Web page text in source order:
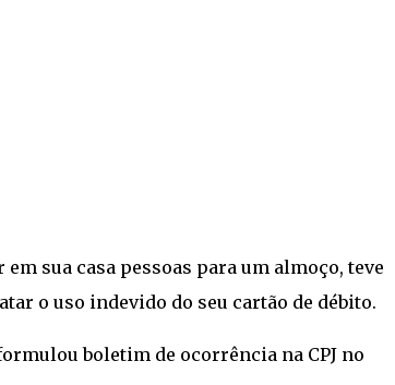
sua casa pessoas para um almoço, teve
o uso indevido do seu cartão de débito.
boletim de ocorrência na CPJ no